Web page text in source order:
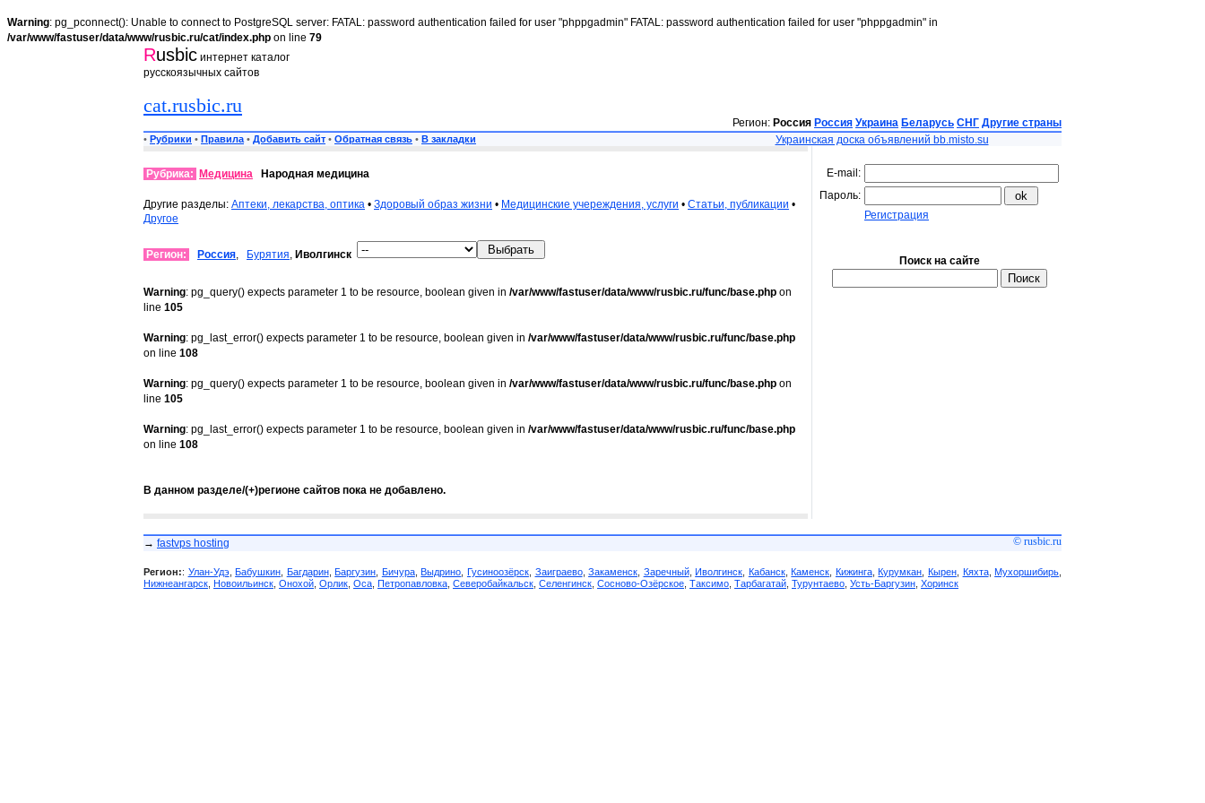
Warning: pg_pconnect(): Unable to connect to PostgreSQL server: FATAL: password authentication failed for user "phppgadmin" FATAL: password authentication failed for user "phppgadmin" in
/var/www/fastuser/data/www/rusbic.ru/cat/index.php on line 79
Rusbic интернет каталог
русскоязычных сайтов
cat.rusbic.ru
Регион: Россия Россия Украина Беларусь СНГ Другие страны
• Рубрики • Правила • Добавить сайт • Обратная связь • В закладки Украинская доска объявлений bb.misto.su
Рубрика: Медицина Народная медицина
Другие разделы: Аптеки, лекарства, оптика • Здоровый образ жизни • Медицинские учереждения, услуги • Статьи, публикации •
Другое
Регион: Россия, Бурятия, Иволгинск
Warning: pg_query() expects parameter 1 to be resource, boolean given in /var/www/fastuser/data/www/rusbic.ru/func/base.php on
line 105
Warning: pg_last_error() expects parameter 1 to be resource, boolean given in /var/www/fastuser/data/www/rusbic.ru/func/base.php
on line 108
Warning: pg_query() expects parameter 1 to be resource, boolean given in /var/www/fastuser/data/www/rusbic.ru/func/base.php on
line 105
Warning: pg_last_error() expects parameter 1 to be resource, boolean given in /var/www/fastuser/data/www/rusbic.ru/func/base.php
on line 108
В данном разделе/(+)регионе сайтов пока не добавлено.
E-mail:
Пароль:
Регистрация
Поиск на сайте
→ fastvps hosting © rusbic.ru
Регион:: Улан-Удэ ,Бабушкин Багдарин,Баргузин Бичура,Выдрино Гусиноозёрск, Заиграево,Закаменск Заречный,Иволгинск Кабанск,Каменск Кижинга,Курумкан Кырен Кяхта,Мухоршибирь
Нижнеангарск Новоильинск Онохой Орлик Оса Петропавловка Северобайкальск Селенгинск Сосново-Озёрское Таксимо Тарбагатай Турунтаево Усть-Баргузин Хоринск